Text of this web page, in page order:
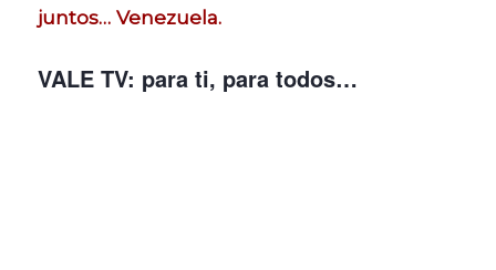
juntos… Venezuela.
VALE TV: para ti, para todos…